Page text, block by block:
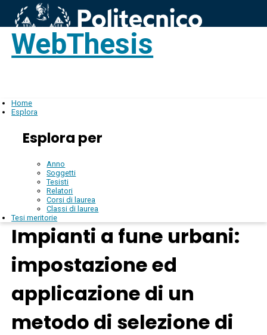
WebThesis
Home
Esplora
Esplora per
Anno
Soggetti
Tesisti
Relatori
Corsi di laurea
Classi di laurea
Tesi meritorie
Impianti a fune urbani:
impostazione ed
applicazione di un
metodo di selezione di